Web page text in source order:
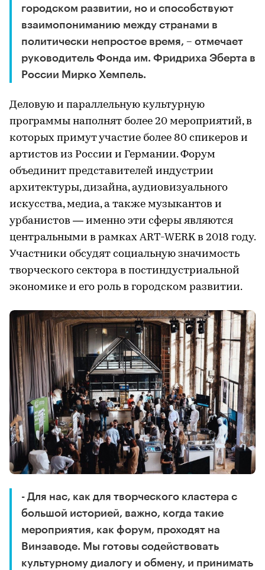
городском развитии, но и способствуют
взаимопониманию между странами в
политически непростое время, – отмечает
руководитель Фонда им. Фридриха Эберта в
России Мирко Хемпель.
Деловую и параллельную культурную
программы наполнят более 20 мероприятий, в
которых примут участие более 80 спикеров и
артистов из России и Германии. Форум
объединит представителей индустрии
архитектуры, дизайна, аудиовизуального
искусства, медиа, а также музыкантов и
урбанистов — именно эти сферы являются
центральными в рамках ART-WERK в 2018 году.
Участники обсудят социальную значимость
творческого сектора в постиндустриальной
экономике и его роль в городском развитии.
- Для нас, как для творческого кластера с
большой историей, важно, когда такие
мероприятия, как форум, проходят на
Винзаводе. Мы готовы содействовать
культурному диалогу и обмену, и принимать